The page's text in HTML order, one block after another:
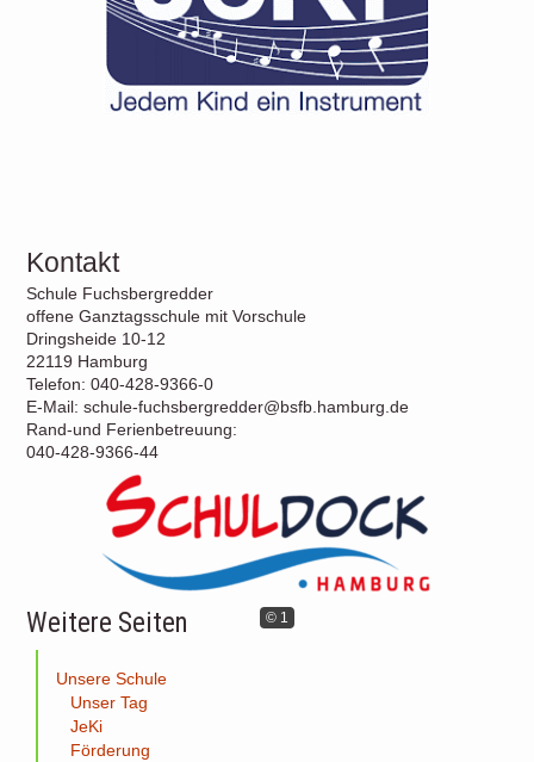
Weitere Seiten
Unsere Schule
Unser Tag
JeKi
Förderung
Kontakt
Schule Fuchsbergredder
offene Ganztagsschule mit Vorschule
Dringsheide 10-12
22119 Hamburg
Telefon: 040-428-9366-0
E-Mail: schule-fuchsbergredder@bsfb.hamburg.de
Rand-und Ferienbetreuung:
040-428-9366-44
© 1